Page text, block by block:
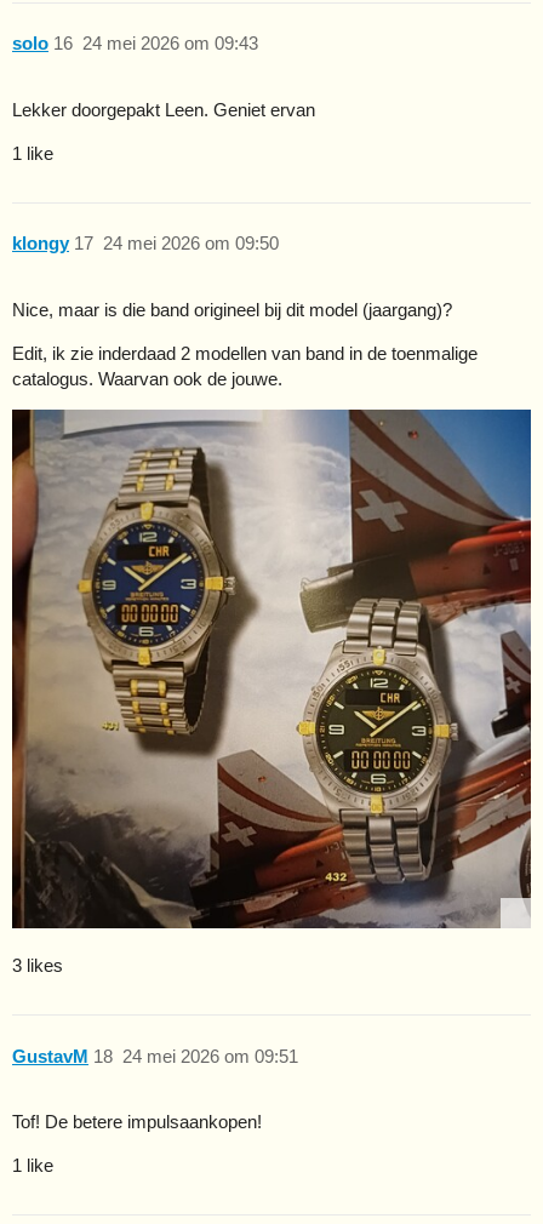
solo 24 mei 2026 om 09:43
16
Lekker doorgepakt Leen. Geniet ervan
1 like
klongy 24 mei 2026 om 09:50
17
Nice, maar is die band origineel bij dit model (jaargang)?
Edit, ik zie inderdaad 2 modellen van band in de toenmalige
catalogus. Waarvan ook de jouwe.
3 likes
GustavM 24 mei 2026 om 09:51
18
Tof! De betere impulsaankopen!
1 like